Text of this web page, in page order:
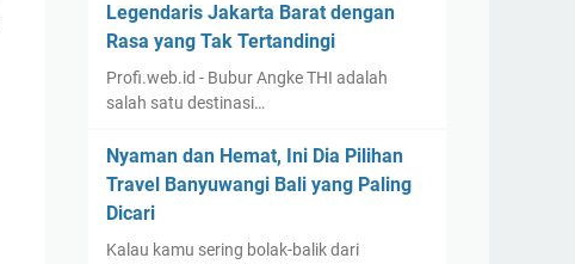
Legendaris Jakarta Barat dengan
Rasa yang Tak Tertandingi
Profi.web.id - Bubur Angke THI adalah
salah satu destinasi…
Nyaman dan Hemat, Ini Dia Pilihan
Travel Banyuwangi Bali yang Paling
Dicari
Kalau kamu sering bolak-balik dari